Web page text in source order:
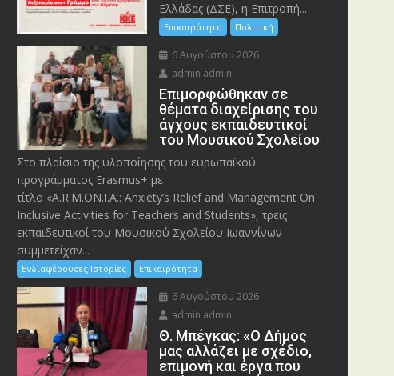
Ελλάδας (ΔΣΕ), η Επιτροπή...
Επικαιρότητα Πολιτική
6 Αυγούστου 2026
admin admin
Eπιμορφώθηκαν σε
θέματα διαχείρισης του
άγχους εκπαιδευτικοί
του Μουσικού Σχολείου
Στο πλαίσιο της υλοποίησης του ευρωπαϊκού
προγράμματος Erasmus+ με
τίτλο «A.R.M.ON.I.A.: Anxiety’s Relief and Management On
Inclusive Activities for Teachers and Students», τρεις
εκπαιδευτικοί του Μουσικού Σχολείου Ιωαννίνων
συμμετείχαν...
Ενδιαφέρουσες Ιστορίες Επικαιρότητα
6 Αυγούστου 2026
admin admin
Θ. Μπέγκας: «Ο Δήμος
μας αλλάζει με σχέδιο,
επιμονή και έργα που